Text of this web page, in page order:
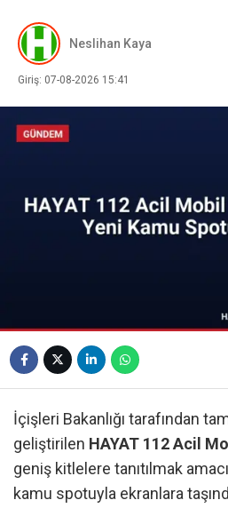
Neslihan Kaya
Giriş: 07-08-2026 15:41
İçişleri Bakanlığı tarafından
geliştirilen HAYAT 112 Acil
geniş kitlelere tanıtılmak
kamu spotuyla ekranlara